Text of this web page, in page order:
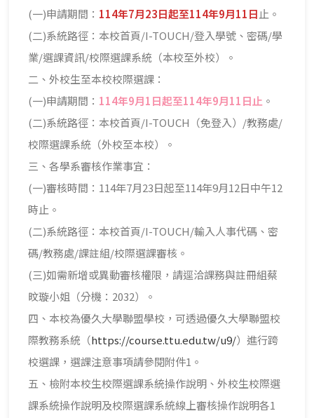
(一)申請期間： 114年7月23日起至114年9月11日 止。
(二)系統路徑：本校首頁/I-TOUCH/登入學號、密碼/學
業/選課資訊/校際選課系統（本校至外校）。
二、外校生至本校校際選課：
(一)申請期間： 114年9月1日起至114年9月11日止 。
(二)系統路徑：本校首頁/I-TOUCH（免登入）/教務處/
校際選課系統（外校至本校）。
三、各學系審核作業事宜：
(一)審核時間：114年7月23日起至114年9月12日中午12
時止。
(二)系統路徑：本校首頁/I-TOUCH/輸入人事代碼、密
碼/教務處/課註組/校際選課審核。
(三)如需新增或異動審核權限，請逕洽課務與註冊組蔡
旼璇小姐（分機：2032）。
四、本校為優久大學聯盟學校，可透過優久大學聯盟校
際教務系統（https://course.ttu.edu.tw/u9/）進行跨
校選課，選課注意事項請參閱附件1。
五、檢附本校生校際選課系統操作說明、外校生校際選
課系統操作說明及校際選課系統線上審核操作說明各1